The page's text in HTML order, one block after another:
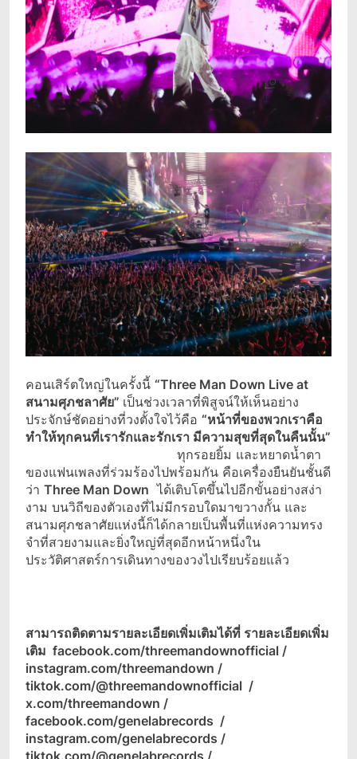
คอนเสิร์ตใหญ่ในครั้งนี้ “Three Man Down Live at
สนามศุภชลาศัย” เป็นช่วงเวลาที่พิสูจน์ให้เห็นอย่าง
ประจักษ์ชัดอย่างที่วงตั้งใจไว้คือ “หน้าที่ของพวกเราคือ
ทำให้ทุกคนที่เรารักและรักเรา มีความสุขที่สุดในคืนนั้น”
ทุกรอยยิ้ม และหยาดน้ำตา
ของแฟนเพลงที่ร่วมร้องไปพร้อมกัน คือเครื่องยืนยันชั้นดี
ว่า Three Man Down ได้เติบโตขึ้นไปอีกขั้นอย่างสง่า
งาม บนวิถีของตัวเองที่ไม่มีกรอบใดมาขวางกั้น และ
สนามศุภชลาศัยแห่งนี้ก็ได้กลายเป็นพื้นที่แห่งความทรง
จำที่สวยงามและยิ่งใหญ่ที่สุดอีกหน้าหนึ่งใน
ประวัติศาสตร์การเดินทางของวงไปเรียบร้อยแล้ว
สามารถติดตามรายละเอียดเพิ่มเติมได้ที่ รายละเอียดเพิ่ม
เติม facebook.com/threemandownofficial /
instagram.com/threemandown /
tiktok.com/@threemandownofficial /
x.com/threemandown /
facebook.com/genelabrecords /
instagram.com/genelabrecords /